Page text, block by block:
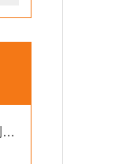
快速处置USHIO照度计是保障光学测量可靠性的关键